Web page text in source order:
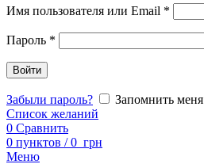
Имя пользователя или Email *
Пароль *
Войти
Забыли пароль?
Запомнить меня
Список желаний
0 Сравнить
0 пунктов / 0 грн
Меню